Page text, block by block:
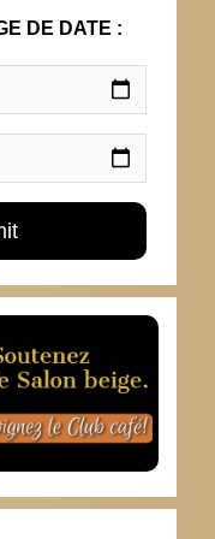
DE DATE :